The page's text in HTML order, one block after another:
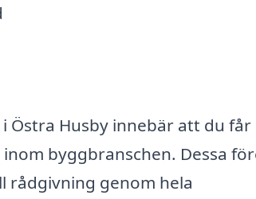
Östra Husby innebär att du får
byggbranschen. Dessa
rådgivning genom hela